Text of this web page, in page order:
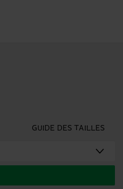
GUIDE DES TAILLES